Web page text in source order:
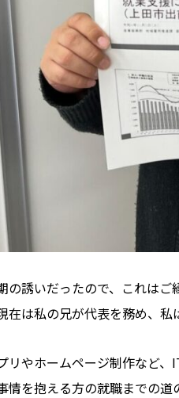
の誘いだったので、これは
在は私の兄が代表を務め、私
リやホームページ制作など
情を抱える方の就職までの道